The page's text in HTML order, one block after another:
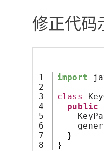
修正代码
1
2
3
4
5
6
7
import
class
public
}
}